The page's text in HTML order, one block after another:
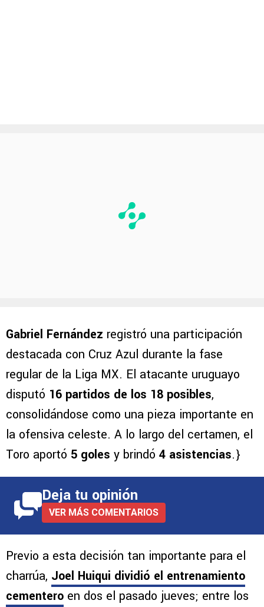
Gabriel Fernández registró una participación
destacada con Cruz Azul durante la fase
regular de la Liga MX. El atacante uruguayo
disputó 16 partidos de los 18 posibles,
consolidándose como una pieza importante en
la ofensiva celeste. A lo largo del certamen, el
Toro aportó 5 goles y brindó 4 asistencias.}
Deja tu opinión
VER MÁS COMENTARIOS
Previo a esta decisión tan importante para el
charrúa, Joel Huiqui dividió el entrenamiento
cementero en dos el pasado jueves; entre los